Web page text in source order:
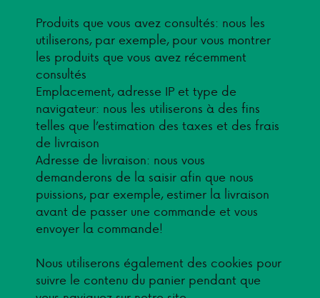
Produits que vous avez consultés: nous les
utiliserons, par exemple, pour vous montrer
les produits que vous avez récemment
consultés
Emplacement, adresse IP et type de
navigateur: nous les utiliserons à des fins
telles que l’estimation des taxes et des frais
de livraison
Adresse de livraison: nous vous
demanderons de la saisir afin que nous
puissions, par exemple, estimer la livraison
avant de passer une commande et vous
envoyer la commande!
Nous utiliserons également des cookies pour
suivre le contenu du panier pendant que